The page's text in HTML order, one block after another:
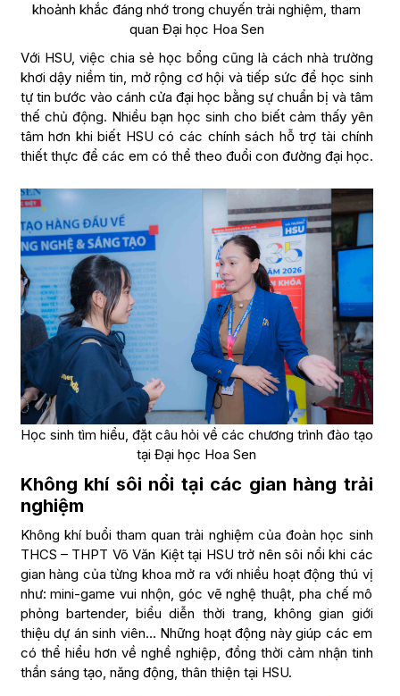
khoảnh khắc đáng nhớ trong chuyến trải nghiệm, tham
quan Đại học Hoa Sen
Với HSU, việc chia sẻ học bổng cũng là cách nhà trường
khơi dậy niềm tin, mở rộng cơ hội và tiếp sức để học sinh
tự tin bước vào cánh cửa đại học bằng sự chuẩn bị và tâm
thế chủ động. Nhiều bạn học sinh cho biết cảm thấy yên
tâm hơn khi biết HSU có các chính sách hỗ trợ tài chính
thiết thực để các em có thể theo đuổi con đường đại học.
Học sinh tìm hiểu, đặt câu hỏi về các chương trình đào tạo
tại Đại học Hoa Sen
Không khí sôi nổi tại các gian hàng trải
nghiệm
Không khí buổi tham quan trải nghiệm của đoàn học sinh
THCS – THPT Võ Văn Kiệt tại HSU trở nên sôi nổi khi các
gian hàng của từng khoa mở ra với nhiều hoạt động thú vị
như: mini-game vui nhộn, góc vẽ nghệ thuật, pha chế mô
phỏng bartender, biểu diễn thời trang, không gian giới
thiệu dự án sinh viên… Những hoạt động này giúp các em
có thể hiểu hơn về nghề nghiệp, đồng thời cảm nhận tinh
thần sáng tạo, năng động, thân thiện tại HSU.